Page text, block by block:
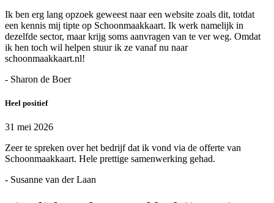
Ik ben erg lang opzoek geweest naar een website zoals dit, totdat
een kennis mij tipte op Schoonmaakkaart. Ik werk namelijk in
dezelfde sector, maar krijg soms aanvragen van te ver weg. Omdat
ik hen toch wil helpen stuur ik ze vanaf nu naar
schoonmaakkaart.nl!
- Sharon de Boer
Heel positief
31 mei 2026
Zeer te spreken over het bedrijf dat ik vond via de offerte van
Schoonmaakkaart. Hele prettige samenwerking gehad.
- Susanne van der Laan